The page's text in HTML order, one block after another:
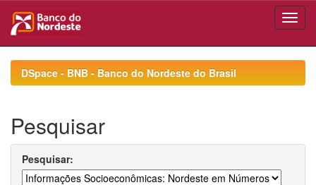
navigationDSpace - BNB - Banco do Nordeste do Brasil
Pesquisar
Pesquisar: